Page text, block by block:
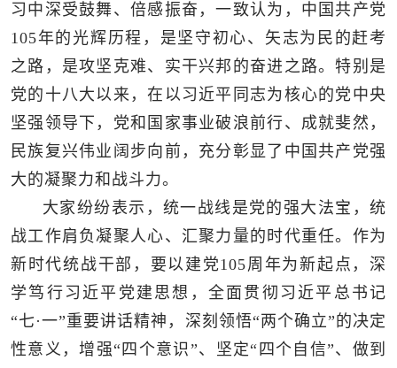
习中深受鼓舞、倍感振奋，一致认为，中国共产党
105年的光辉历程，是坚守初心、矢志为民的赶考
之路，是攻坚克难、实干兴邦的奋进之路。特别是
党的十八大以来，在以习近平同志为核心的党中央
坚强领导下，党和国家事业破浪前行、成就斐然，
民族复兴伟业阔步向前，充分彰显了中国共产党强
大的凝聚力和战斗力。
大家纷纷表示，统一战线是党的强大法宝，统
战工作肩负凝聚人心、汇聚力量的时代重任。作为
新时代统战干部，要以建党105周年为新起点，深
学笃行习近平党建思想，全面贯彻习近平总书记
“七·一”重要讲话精神，深刻领悟“两个确立”的决定
性意义，增强“四个意识”、坚定“四个自信”、做到